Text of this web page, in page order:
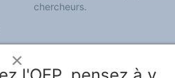
chercheurs.
Le multilinguisme, un défi
×